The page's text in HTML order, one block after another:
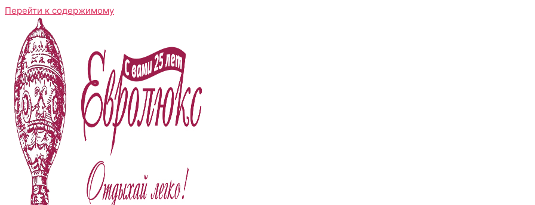
Перейти к содержимому